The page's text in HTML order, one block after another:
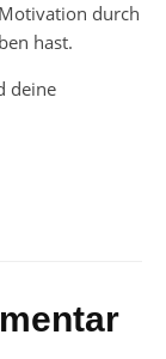
durch
hast.
deine